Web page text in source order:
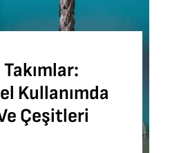
Kullanımda
Çeşitleri